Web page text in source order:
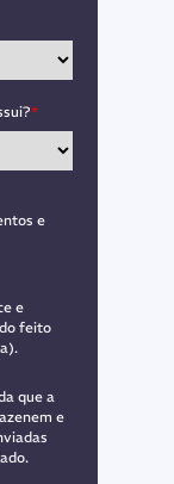
*
e
e
feito
que a
e